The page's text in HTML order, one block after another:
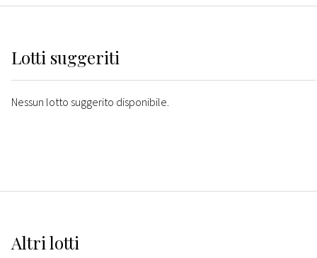
Lotti suggeriti
Nessun lotto suggerito disponibile.
Altrilotti